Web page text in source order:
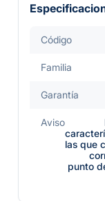
Código
Familia
Garantía
Aviso
las que
punto